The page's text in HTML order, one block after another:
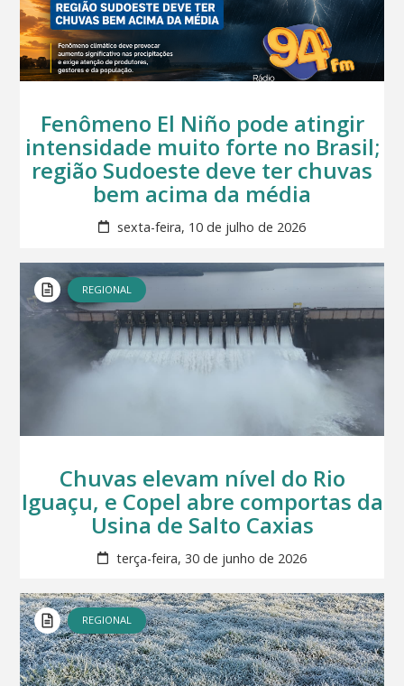
Fenômeno El Niño pode atingir
intensidade muito forte no Brasil;
região Sudoeste deve ter chuvas
bem acima da média
sexta-feira, 10 de julho de 2026
REGIONAL
Chuvas elevam nível do Rio
Iguaçu, e Copel abre comportas da
Usina de Salto Caxias
terça-feira, 30 de junho de 2026
REGIONAL